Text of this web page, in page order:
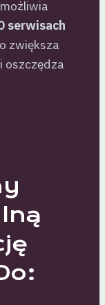
serwisach
zwiększa
oszczędza